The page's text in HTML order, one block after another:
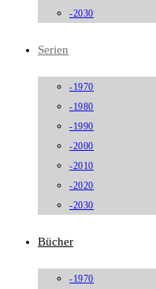
-2030
Serien
-1970
-1980
-1990
-2000
-2010
-2020
-2030
Bücher
-1970